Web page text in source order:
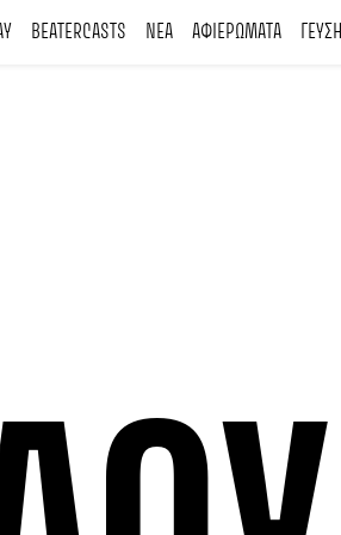
BEATERCASTS ΝΕΑ ΑΦΙΕΡΩΜΑΤΑ ΓΕΥΣΗ